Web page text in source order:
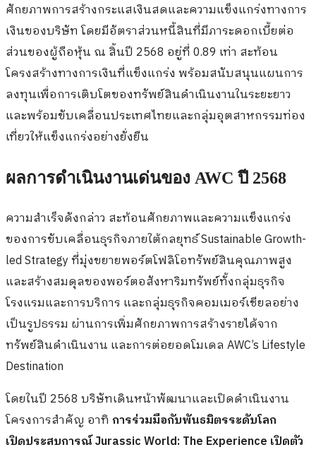
ศักยภาพการสร้างกระแสเงินสดและความแข็งแกร่งทางการ
เงินของบริษัท โดยมีอัตราส่วนหนี้สินที่มีภาระดอกเบี้ยต่อ
ส่วนของผู้ถือหุ้น ณ สิ้นปี 2568 อยู่ที่ 0.89 เท่า สะท้อน
โครงสร้างทางการเงินที่แข็งแกร่ง พร้อมสนับสนุนแผนการ
ลงทุนเพื่อการเติบโตของทรัพย์สินดำเนินงานในระยะยาว
และพร้อมขับเคลื่อนประเทศไทยและกลุ่มอุตสาหกรรมท่อง
เที่ยวให้แข็งแกร่งอย่างยั่งยืน
ผลการดำเนินงานเด่นของ AWC ปี 2568
ความสำเร็จดังกล่าว สะท้อนศักยภาพและความแข็งแกร่ง
ของการขับเคลื่อนธุรกิจภายใต้กลยุทธ์ Sustainable Growth-
led Strategy ที่มุ่งขยายพอร์ตโฟลิโอทรัพย์สินคุณภาพสูง
และสร้างสมดุลของพอร์ตอสังหาริมทรัพย์ทั้งกลุ่มธุรกิจ
โรงแรมและการบริการ และกลุ่มธุรกิจคอมเมอร์เชียลอย่าง
เป็นรูปธรรม ผ่านการเพิ่มศักยภาพการสร้างรายได้จาก
ทรัพย์สินดำเนินงาน และการต่อยอดโมเดล AWC’s Lifestyle
Destination
โดยในปี 2568 บริษัทเดินหน้าพัฒนาและเปิดดำเนินงาน
โครงการสำคัญ อาทิ การร่วมมือกับพันธมิตรระดับโลก
เปิดประสบการณ์ Jurassic World: The Experience เปิดตัว